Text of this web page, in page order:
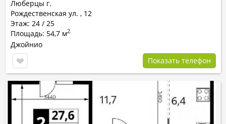
Люберцы г.
Рождественская ул. , 12
Этаж: 24 / 25
Площадь: 54,7 м2
Джойнио
Показать телефон